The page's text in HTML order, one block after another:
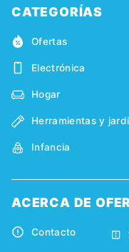
CATEGORÍAS
Ofertas
Electrónica
Hogar
Herramientas y
Infancia
ACERCA DE
Contacto